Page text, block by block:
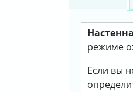
режиме
Если вы